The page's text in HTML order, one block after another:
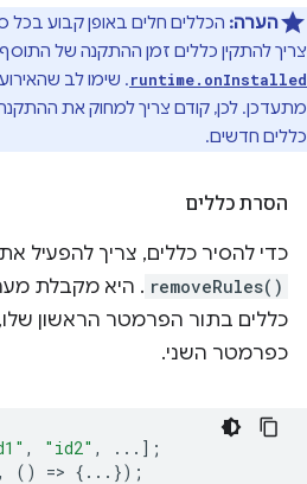
הערה: הכללים חלים באופן קבוע בכל
צריך להתקין כללים זמן ההתקנה של
runtime.onInstalled. שימו לב
מתעדכן. לכן, קודם צריך למחוק את
כללים חדשים.
הסרת כללים
כדי להסיר כללים, צריך להפעיל
removeRules() . היא מקבלת
כללים בתור הפרמטר הראשון שלו,
כפרמטר השני.
, "id2" ,
...];
, () => {...});